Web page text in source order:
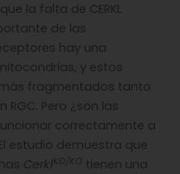
la falta de CERKL
de las
hay una
y estos
fragmentados tanto
Pero ¿son las
correctamente a
estudio demuestra que
CerklKD/KO tienen una